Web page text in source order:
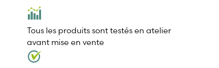
Tous les produits sont testés en atelier
avant mise en vente